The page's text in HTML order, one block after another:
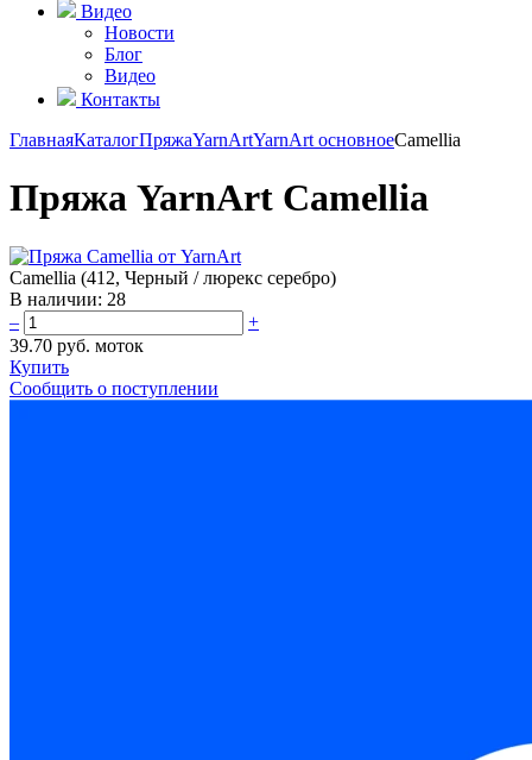
Видео
Новости
Блог
Видео
Контакты
ГлавнаяКаталогПряжаYarnArtYarnArt основноеCamellia
Пряжа YarnArt Camellia
Camellia (412, Черный / люрекс серебро)
В наличии: 28
–
+
39.70 руб. моток
Купить
Сообщить о поступлении